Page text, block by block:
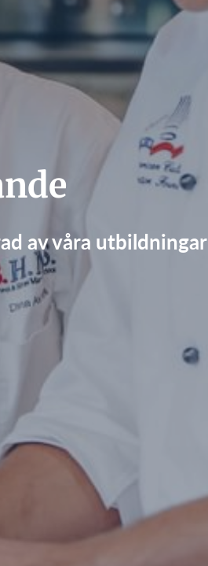
av våra utbildningar